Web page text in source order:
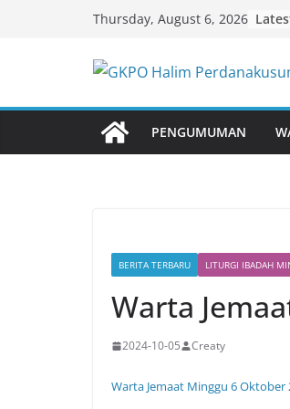
Thursday, August 6, 2026
PENGUMUMAN
BERITA TERBARU LITURGI IBADAH
Warta
2024-10-05 Creaty
Warta Jemaat Minggu 6 Oktober